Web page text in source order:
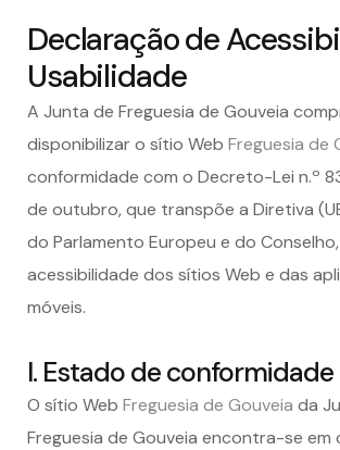
Declaração de
Usabilidade
A Junta de Freguesia de Gouveia
disponibilizaro sítio Web Freguesia de
conformidade com o Decreto-Lei n.º
de outubro, que transpõe a Diretiva
do Parlamento Europeu e do
acessibilidade dos sítios Web e das
móveis.
I. Estado de conformidade
O sítio Web Freguesia de Gouveia da
Freguesia de Gouveia encontra-se em